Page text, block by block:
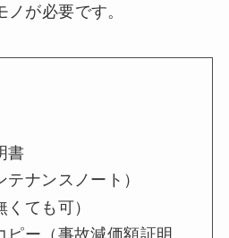
が必要です。
書
ナンスノート）
ても可）